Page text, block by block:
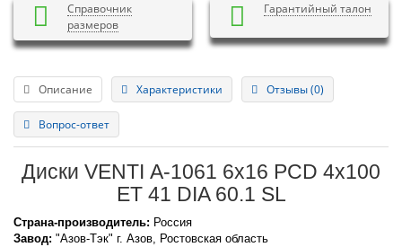
Справочник
размеров
Гарантийный талон
Описание Характеристики Отзывы (0)
Вопрос-ответ
Диски VENTI А-1061 6x16 PCD 4x100
ET 41 DIA 60.1 SL
Страна-производитель: Россия
Завод: "Азов-Тэк" г. Азов, Ростовская область